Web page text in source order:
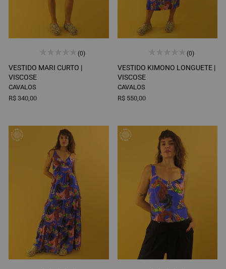
(0)
VESTIDO MARI CURTO |
VISCOSE
CAVALOS
R$ 340,00
(0)
VESTIDO KIMONO LONGUETE |
VISCOSE
CAVALOS
R$ 550,00